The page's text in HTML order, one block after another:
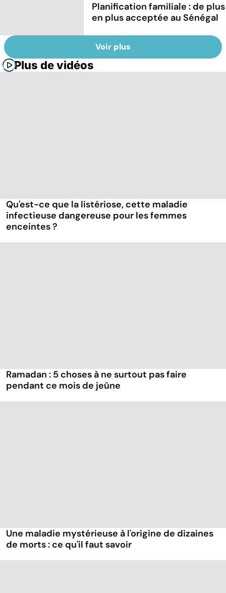
Planification familiale : de plus
en plus acceptée au Sénégal
Voir plus
Plus de vidéos
Qu'est-ce que la listériose, cette maladie
infectieuse dangereuse pour les femmes
enceintes ?
Ramadan : 5 choses à ne surtout pas faire
pendant ce mois de jeûne
Une maladie mystérieuse à l'origine de dizaines
de morts : ce qu'il faut savoir